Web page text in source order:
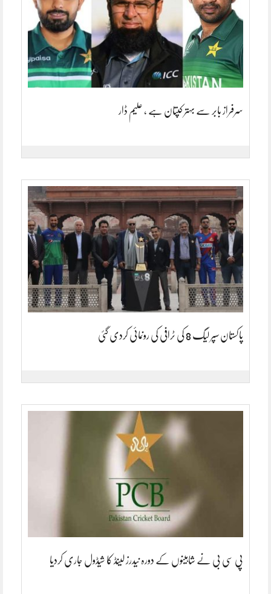
سرفراز بابر سے بہتر کپتان ہے ، علیم ڈار
پاکستان سپر لیگ 8 کی ٹرافی کی رونمائی کردی گئی
پی سی بی نے شاہینوں کے دورہ نیدرز لینڈ کا شیڈول جاری کردیا